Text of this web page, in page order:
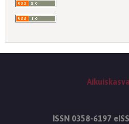
ISSN 0358-6197